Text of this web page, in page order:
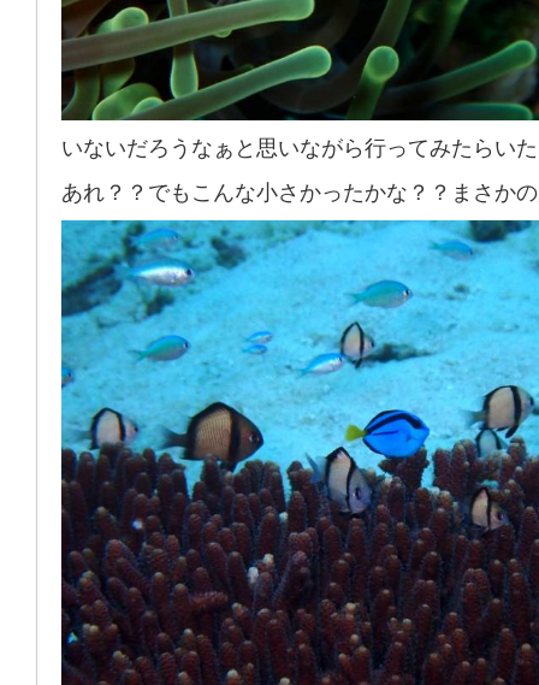
いないだろうなぁと思いながら行ってみたらい
あれ？？でもこんな小さかったかな？？まさか